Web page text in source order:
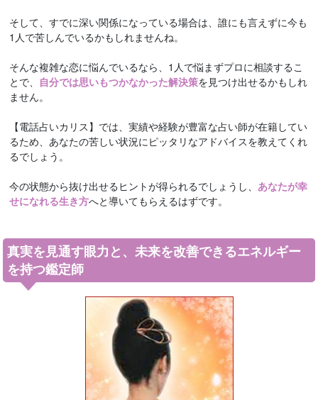
そして、すでに深い関係になっている場合は、誰にも言えずに今も
1人で苦しんでいるかもしれませんね。
そんな複雑な恋に悩んでいるなら、1人で悩まずプロに相談するこ
とで、 自分では思いもつかなかった解決策を見つけ出せるかもしれ
ません。
【電話占いカリス】では、実績や経験が豊富な占い師が在籍してい
るため、あなたの苦しい状況にピッタリなアドバイスを教えてくれ
るでしょう。
今の状態から抜け出せるヒントが得られるでしょうし、 あなたが幸
せになれる生き方へと導いてもらえるはずです。
真実を見通す眼力と、未来を改善できるエネルギー
を持つ鑑定師